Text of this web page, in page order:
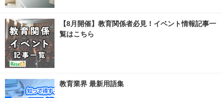
【8月開催】教育関係者必見！イベント情報記事一
覧はこちら
教育業界 最新用語集